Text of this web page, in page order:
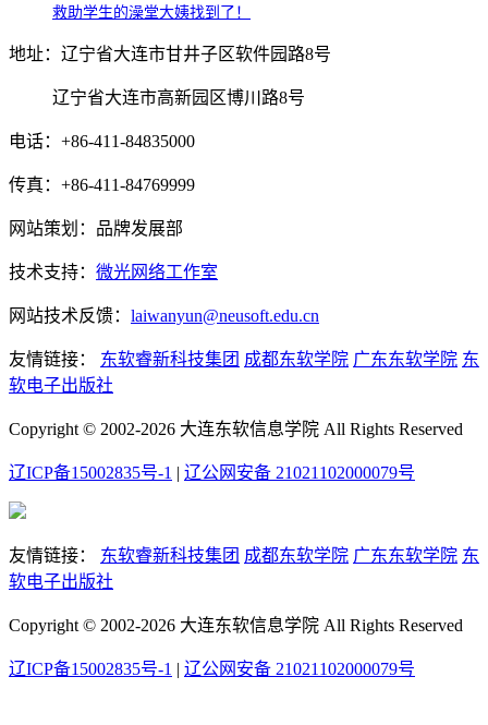
救助学生的澡堂大姨找到了！
地址：辽宁省大连市甘井子区软件园路8号
辽宁省大连市高新园区博川路8号
电话：+86-411-84835000
传真：+86-411-84769999
网站策划：品牌发展部
技术支持： 微光网络工作室
网站技术反馈： laiwanyun@neusoft.edu.cn
友情链接： 东软睿新科技集团 成都东软学院 广东东软学院 东
软电子出版社
Copyright © 2002-2026 大连东软信息学院 All Rights Reserved
辽ICP备15002835号-1 | 辽公网安备 21021102000079号
友情链接： 东软睿新科技集团 成都东软学院 广东东软学院 东
软电子出版社
Copyright © 2002-2026 大连东软信息学院 All Rights Reserved
辽ICP备15002835号-1 | 辽公网安备 21021102000079号